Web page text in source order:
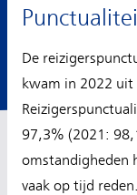
De
kwam in 2022
97,3% (2021:
omstandigheden
vaak op tijd